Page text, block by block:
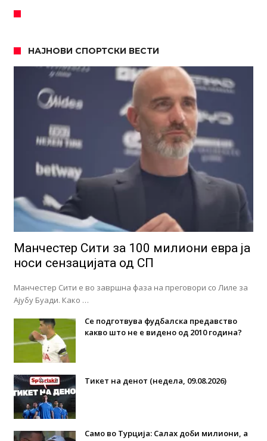
НАЈНОВИ СПОРТСКИ ВЕСТИ
Манчестер Сити за 100 милиони евра ја
носи сензацијата од СП
Манчестер Сити е во завршна фаза на преговори со Лиле за
Ајубу Буади. Како …
Се подготвува фудбалска предавство
какво што не е видено од 2010 година?
Тикет на денот (недела, 09.08.2026)
Само во Турција: Салах доби милиони, а